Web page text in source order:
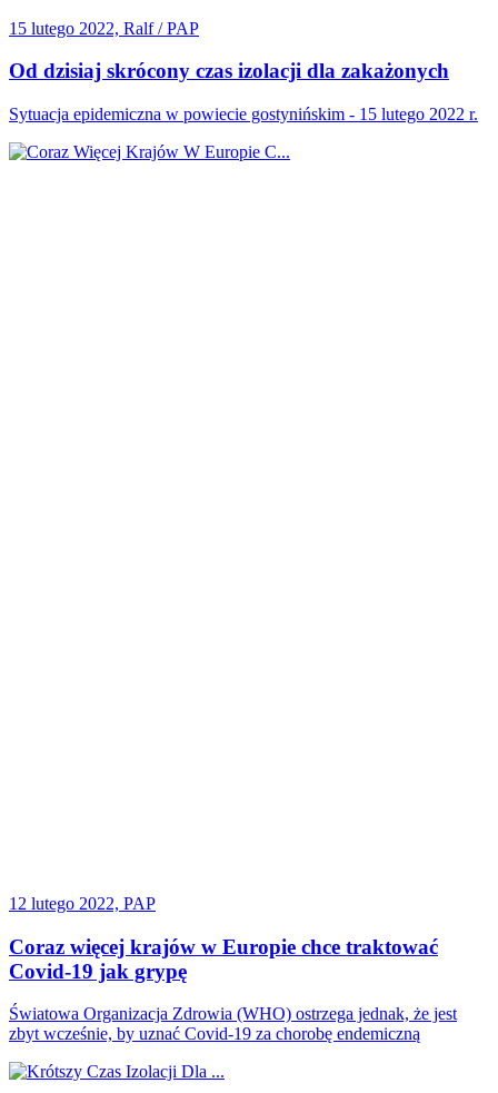
15 lutego 2022, Ralf / PAP
Od dzisiaj skrócony czas izolacji dla zakażonych
Sytuacja epidemiczna w powiecie gostynińskim - 15 lutego 2022 r.
12 lutego 2022, PAP
Coraz więcej krajów w Europie chce traktować
Covid-19 jak grypę
Światowa Organizacja Zdrowia (WHO) ostrzega jednak, że jest
zbyt wcześnie, by uznać Covid-19 za chorobę endemiczną